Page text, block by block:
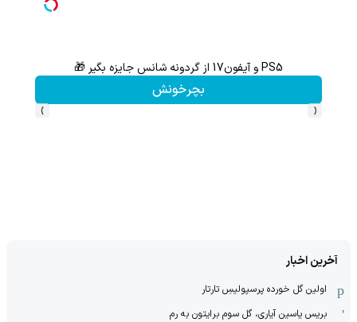
ثبت نام کن؛خرید کن؛نقره ببر
کلیک کن!
‹
›
آخرین اخبار
اولین گل خورده پرسپولیسِ تارتار
بریس یاسین آیاری، گل سوم برایتون به رم